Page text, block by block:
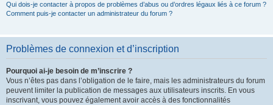
Qui dois-je contacter à propos de problèmes d’abus ou d’ordres légaux liés à ce forum ?
Comment puis-je contacter un administrateur du forum ?
Problèmes de connexion et d’inscription
Pourquoi ai-je besoin de m’inscrire ?
Vous n’êtes pas dans l’obligation de le faire, mais les administrateurs du forum
peuvent limiter la publication de messages aux utilisateurs inscrits. En vous
inscrivant, vous pouvez également avoir accès à des fonctionnalités